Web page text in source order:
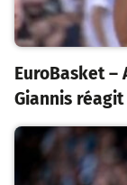
EuroBasket –
Giannis